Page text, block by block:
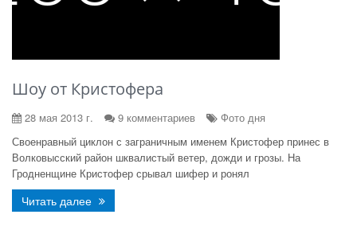
Шоу от Кристофера
28 мая 2013 г. 9 комментариев
Фото дня
Своенравный циклон с заграничным именем Кристофер принес в
Волковысский район шквалистый ветер, дожди и грозы. На
Гродненщине Кристофер срывал шифер и ронял
Читать далее